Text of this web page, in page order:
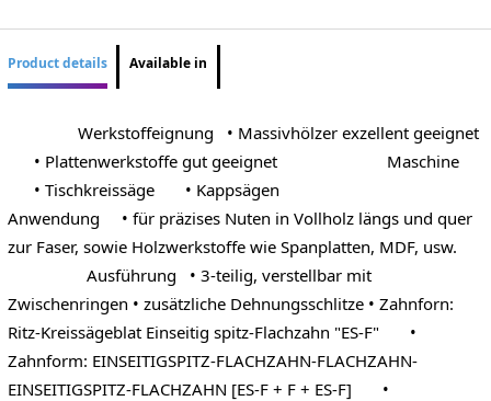
Product details Available in
Werkstoffeignung • Massivhölzer exzellent geeignet
• Plattenwerkstoffe gut geeignet Maschine
• Tischkreissäge • Kappsägen
Anwendung • für präzises Nuten in Vollholz längs und quer
zur Faser, sowie Holzwerkstoffe wie Spanplatten, MDF, usw.
Ausführung • 3-teilig, verstellbar mit
Zwischenringen • zusätzliche Dehnungsschlitze • Zahnforn:
Ritz-Kreissägeblat Einseitig spitz-Flachzahn "ES-F" •
Zahnform: EINSEITIGSPITZ-FLACHZAHN-FLACHZAHN-
EINSEITIGSPITZ-FLACHZAHN [ES-F + F + ES-F] •